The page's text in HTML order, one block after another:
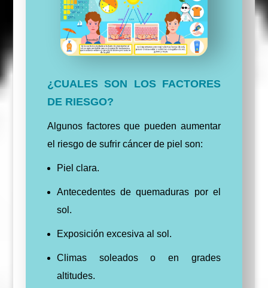
¿CUALES SON LOS FACTORES
DE RIESGO?
Algunos factores que pueden aumentar
el riesgo de sufrir cáncer de piel son:
Piel clara.
Antecedentes de quemaduras por el
sol.
Exposición excesiva al sol.
Climas soleados o en grades
altitudes.